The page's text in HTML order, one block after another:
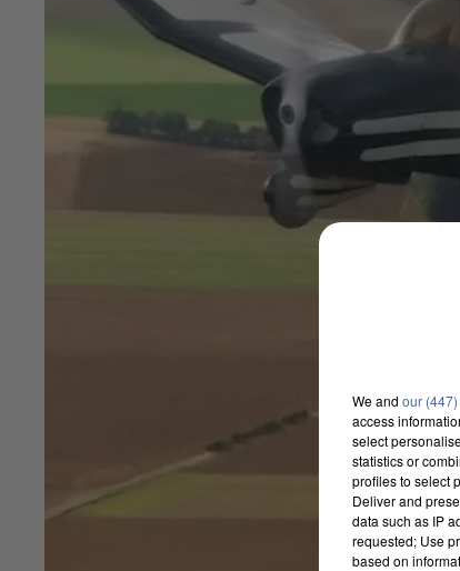
We and our
access
select
statistics or
profiles to select
Deliver and
data such as IP
requested; Use
based on